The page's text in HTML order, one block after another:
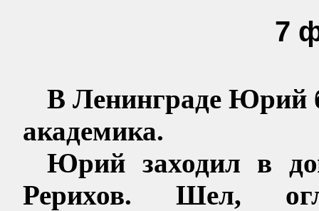
7
В Ленинграде Юрий
академика.
Юрий заходил в
Рерихов. Шел,